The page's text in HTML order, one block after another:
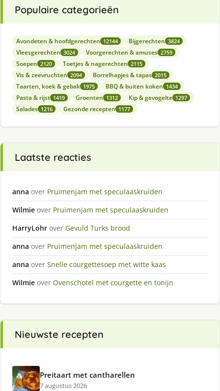
Populaire categorieën
Avondeten & hoofdgerechten 12144 Bijgerechten 3824
Vleesgerechten 3024 Voorgerechten & amuses 2759
Soepen 2120 Toetjes & nagerechten 2115
Vis & zeevruchten 2094 Borrelhapjes & tapas 2015
Taarten, koek & gebak 1975 BBQ & buiten koken 1434
Pasta & rijst 1419 Groenten 1312 Kip & gevogelte 1297
Salades 1216 Gezonde recepten 1177
Laatste reacties
anna over Pruimenjam met speculaaskruiden
Wilmie over Pruimenjam met speculaaskruiden
HarryLohr over Gevuld Turks brood
anna over Pruimenjam met speculaaskruiden
anna over Snelle courgettesoep met witte kaas
Wilmie over Ovenschotel met courgette en tonijn
Nieuwste recepten
Preitaart met cantharellen
7 augustus 2026